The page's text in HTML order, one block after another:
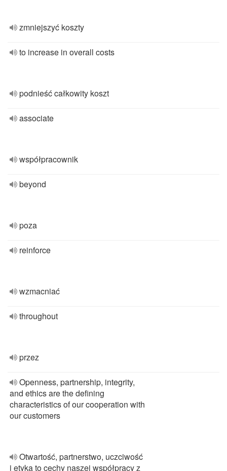
zmniejszyć koszty
to increase in overall costs
podnieść całkowity koszt
associate
współpracownik
beyond
poza
reinforce
wzmacniać
throughout
przez
Openness, partnership, integrity,
and ethics are the defining
characteristics of our cooperation with
our customers
Otwartość, partnerstwo, uczciwość
i etyka to cechy naszej współpracy z